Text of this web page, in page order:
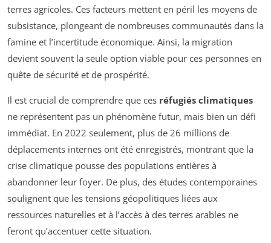
terres agricoles. Ces facteurs mettent en péril les moyens de
subsistance, plongeant de nombreuses communautés dans la
famine et l’incertitude économique. Ainsi, la migration
devient souvent la seule option viable pour ces personnes en
quête de sécurité et de prospérité.
Il est crucial de comprendre que ces réfugiés climatiques
ne représentent pas un phénomène futur, mais bien un défi
immédiat. En 2022 seulement, plus de 26 millions de
déplacements internes ont été enregistrés, montrant que la
crise climatique pousse des populations entières à
abandonner leur foyer. De plus, des études contemporaines
soulignent que les tensions géopolitiques liées aux
ressources naturelles et à l’accès à des terres arables ne
feront qu’accentuer cette situation.